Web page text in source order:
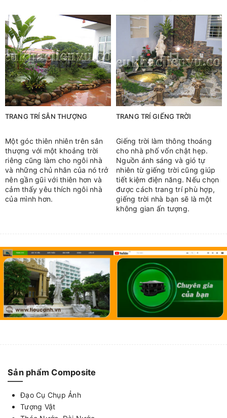
TRANG TRÍ SÂN THƯỢNG
Một góc thiên nhiên trên sân
thượng với một khoảng trời
riêng cũng làm cho ngôi nhà
và những chủ nhân của nó trở
nên gần gũi với thiên hơn và
cảm thấy yêu thích ngôi nhà
của mình hơn.
TRANG TRÍ GIẾNG TRỜI
Giếng trời làm thông thoáng
cho nhà phố vốn chật hẹp.
Nguồn ánh sáng và gió tự
nhiên từ giếng trời cũng giúp
tiết kiệm điện năng. Nếu chọn
được cách trang trí phù hợp,
giếng trời nhà bạn sẽ là một
không gian ấn tượng.
Sản phẩm Composite
Đạo Cụ Chụp Ảnh
Tượng Vật